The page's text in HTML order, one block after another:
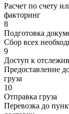
Расчет по счету
факторинг
8
Подготовка
Сбор всех
9
Доступ к
Предоставление
груза
10
Отправка груза
Перевозка до